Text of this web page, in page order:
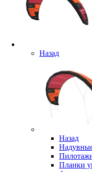
Назад
Назад
Планки